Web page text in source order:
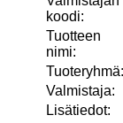
koodi:
Tuotteen
nimi:
Tuoteryhmä:
Valmistaja:
Lisätiedot: